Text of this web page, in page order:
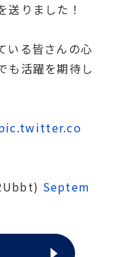
送りました！
いる皆さんの心
も活躍を期待し
Septem